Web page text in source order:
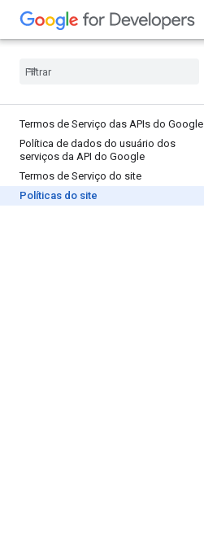
Termos de Serviço das APIs do Google
Política de dados do usuário dos
serviços da API do Google
Termos de Serviço do site
Políticas do site